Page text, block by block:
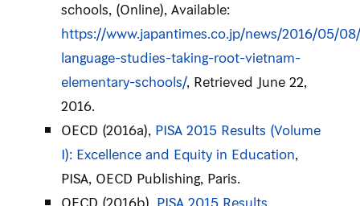
schools, (Online), Available:
https://www.japantimes.co.jp/news/2016/05/
language-studies-taking-root-vietnam-
elementary-schools/, Retrieved June 22,
2016.
OECD (2016a), PISA 2015 Results (Volume
I): Excellence and Equity in Education,
PISA, OECD Publishing, Paris.